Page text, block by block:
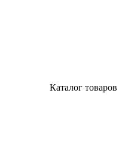
Каталог товаров